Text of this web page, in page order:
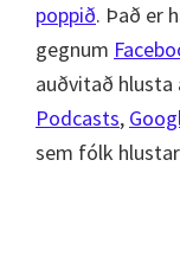
poppið. Það er
gegnum
auðvitað
Podcasts,
sem fólk